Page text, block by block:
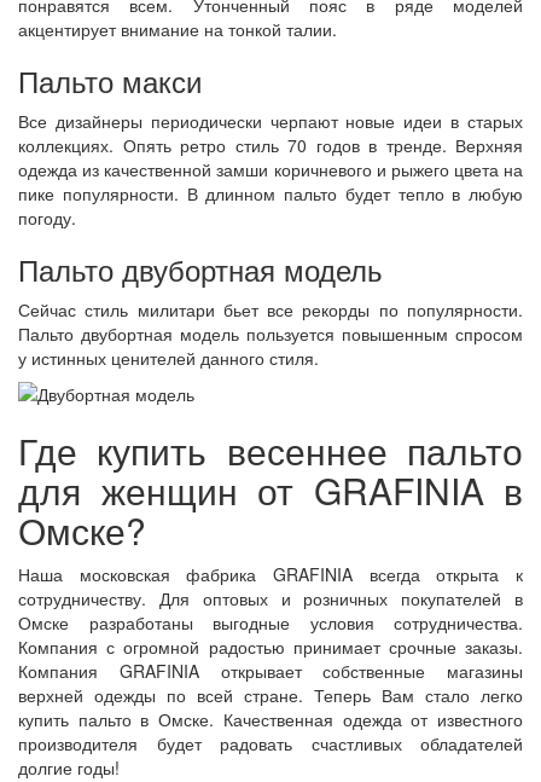
понравятся всем. Утонченный пояс в ряде моделей
акцентирует внимание на тонкой талии.
Пальто макси
Все дизайнеры периодически черпают новые идеи в старых
коллекциях. Опять ретро стиль 70 годов в тренде. Верхняя
одежда из качественной замши коричневого и рыжего цвета на
пике популярности. В длинном пальто будет тепло в любую
погоду.
Пальто двубортная модель
Сейчас стиль милитари бьет все рекорды по популярности.
Пальто двубортная модель пользуется повышенным спросом
у истинных ценителей данного стиля.
Где купить весеннее пальто
для женщин от GRAFINIA в
Омске?
Наша московская фабрика GRAFINIA всегда открыта к
сотрудничеству. Для оптовых и розничных покупателей в
Омске разработаны выгодные условия сотрудничества.
Компания с огромной радостью принимает срочные заказы.
Компания GRAFINIA открывает собственные магазины
верхней одежды по всей стране. Теперь Вам стало легко
купить пальто в Омске. Качественная одежда от известного
производителя будет радовать счастливых обладателей
долгие годы!